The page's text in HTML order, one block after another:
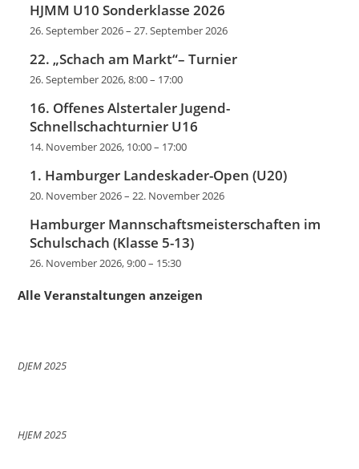
HJMM U10 Sonderklasse 2026
26. September 2026–27. September 2026
22. „Schach am Markt“– Turnier
26. September 2026, 8:00– 17:00
16. Offenes Alstertaler Jugend-
Schnellschachturnier U16
14. November 2026, 10:00– 17:00
1. Hamburger Landeskader-Open (U20)
20. November 2026–22. November 2026
Hamburger Mannschaftsmeisterschaften im
Schulschach (Klasse 5-13)
26. November 2026, 9:00– 15:30
Alle Veranstaltungen anzeigen
DJEM 2025
HJEM 2025